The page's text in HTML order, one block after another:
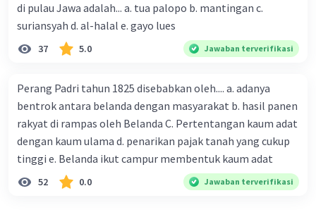
di pulau Jawa adalah... a. tua palopo b. mantingan c.
suriansyah d. al-halal e. gayo lues
37 5.0 Jawaban terverifikasi
Perang Padri tahun 1825 disebabkan oleh.... a. adanya
bentrok antara belanda dengan masyarakat b. hasil panen
rakyat di rampas oleh Belanda C. Pertentangan kaum adat
dengan kaum ulama d. penarikan pajak tanah yang cukup
tinggi e. Belanda ikut campur membentuk kaum adat
52 0.0 Jawaban terverifikasi